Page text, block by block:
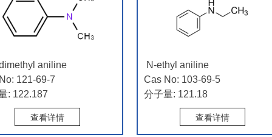
aniline
121-69-7
122.187
查看详情
N-ethyl aniline
Cas No: 103-69-5
分子量: 121.18
查看详情